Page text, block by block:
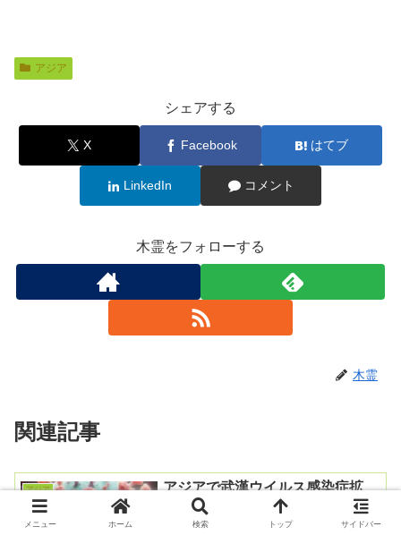
アジア
シェアする
X Facebook はてブ
LinkedIn コメント
木霊をフォローする
木霊
関連記事
アジア
アジアで武漢ウイルス感染症拡
大、再び
日本では石破発言と農相の不始末で大騒
メニュー ホーム 検索 トップ サイドバー